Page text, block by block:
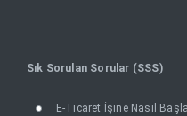
Sık Sorulan Sorular (SSS)
E-Ticaret İşine Nasıl